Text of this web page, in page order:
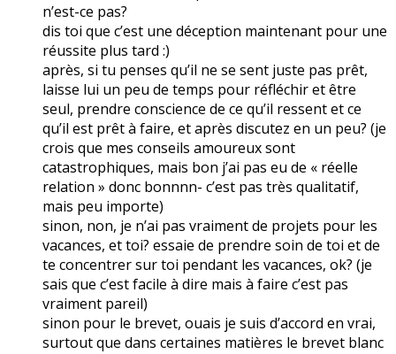
n’est-ce pas?
dis toi que c’est une déception maintenant pour une
réussite plus tard :)
après, si tu penses qu’il ne se sent juste pas prêt,
laisse lui un peu de temps pour réfléchir et être
seul, prendre conscience de ce qu’il ressent et ce
qu’il est prêt à faire, et après discutez en un peu? (je
crois que mes conseils amoureux sont
catastrophiques, mais bon j’ai pas eu de « réelle
relation » donc bonnnn- c’est pas très qualitatif,
mais peu importe)
sinon, non, je n’ai pas vraiment de projets pour les
vacances, et toi? essaie de prendre soin de toi et de
te concentrer sur toi pendant les vacances, ok? (je
sais que c’est facile à dire mais à faire c’est pas
vraiment pareil)
sinon pour le brevet, ouais je suis d’accord en vrai,
surtout que dans certaines matières le brevet blanc